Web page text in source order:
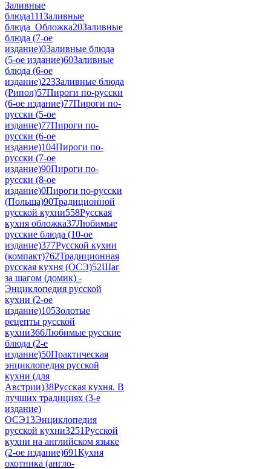
Заливные
блюда111Заливные
блюда_Обложка20Заливные
блюда (7-ое
издание)0Заливные блюда
(5-ое издание)60Заливные
блюда (6-ое
издание)223Заливные блюда
(Рипол)57Пироги по-русски
(6-ое издание)77Пироги по-
русски (5-ое
издание)77Пироги по-
русски (6-ое
издание)104Пироги по-
русски (7-ое
издание)90Пироги по-
русски (8-ое
издание)0Пироги по-русски
(Польша)90Традиционной
русской кухни558Русская
кухня обложка37Любимые
русские блюда (10-ое
издание)377Русской кухни
(компакт)762Традиционная
русская кухня (ОСЭ)52Шаг
за шагом (домик) -
Энциклопедия русской
кухни (2-ое
издание)105Золотые
рецепты русской
кухни366Любимые русские
блюда (2-е
издание)50Практическая
энциклопедия русской
кухни (для
Австрии)38Русская кухня. В
лучших традициях (3-е
издание)
ОСЭ13Энциклопедия
русской кухни3251Русской
кухни на английском языке
(2-ое издание)691Кухня
охотника (англо-